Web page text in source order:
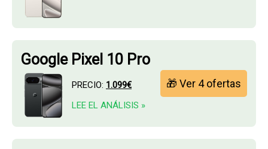
Google Pixel 10 Pro
PRECIO: 1.099€
LEE EL ANÁLISIS »
🎁 Ver 4 ofertas